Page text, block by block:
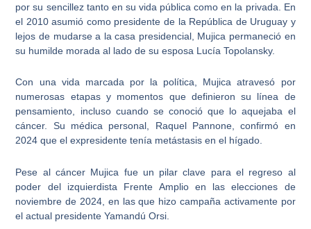
por su sencilleztanto en su vida pública como en la privada. En
el 2010 asumió como presidente de la República de Uruguay y
lejos de mudarse a la casa presidencial, Mujica permaneció en
su humilde moradaal lado de su esposa Lucía Topolansky.
Con una vida marcada por la política, Mujica atravesó por
numerosas etapas y momentos que definieron su línea de
pensamiento , incluso cuando se conoció que lo aquejaba el
cáncer. Su médica personal, Raquel Pannone, confirmó en
2024 que el expresidente tenía metástasis en el hígado.
Pese al cáncer Mujica fue un pilar clave para el regreso al
poder del izquierdista Frente Amplio en las elecciones de
noviembre de 2024, en las que hizo campaña activamente por
el actual presidente Yamandú Orsi.